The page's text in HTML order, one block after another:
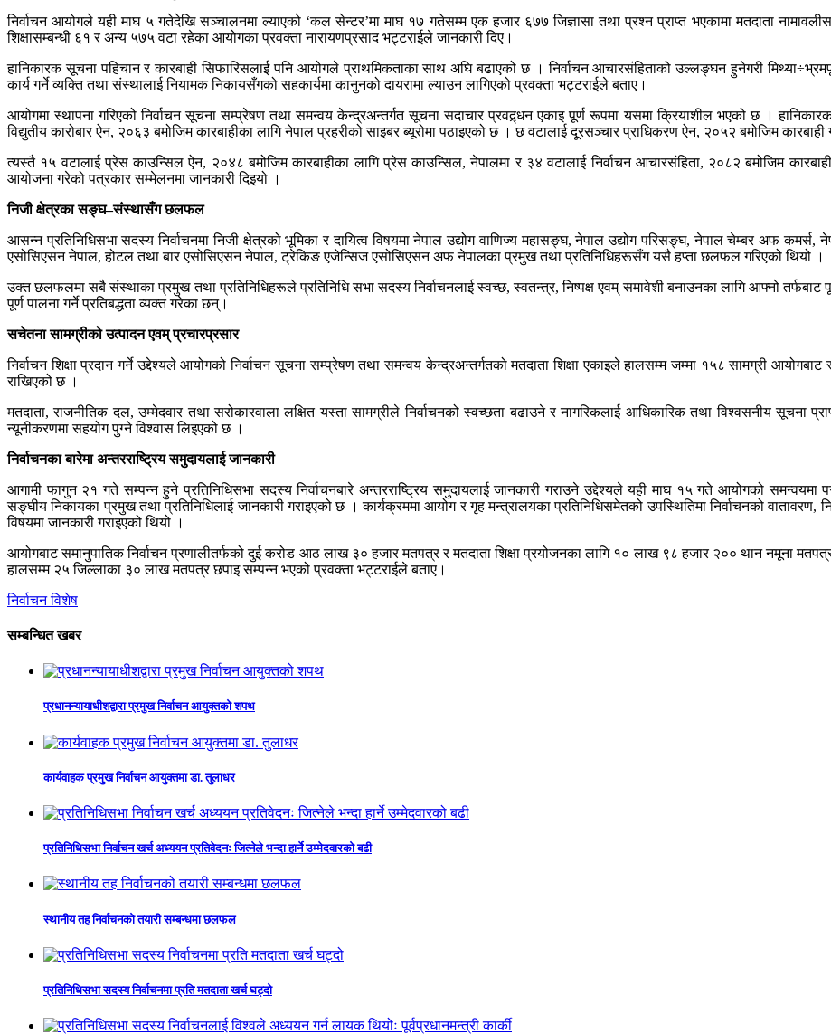
निर्वाचन आयोगले यही माघ ५ गतेदेखि सञ्चालनमा ल्याएको ‘कल सेन्टर’मा माघ १७ गतेसम्म एक हजार ६७७ जिज्ञासा तथा प्रश्न प्राप्त भएकामा मतदाता
शिक्षासम्बन्धी ६१ र अन्य ५७५ वटा रहेका आयोगका प्रवक्ता नारायणप्रसाद भट्टराईले जानकारी दिए।
हानिकारक सूचना पहिचान र कारबाही सिफारिसलाई पनि आयोगले प्राथमिकताका साथ अघि बढाएको छ । निर्वाचन आचारसंहिताको उल्लङ्घन हुनेगरी
कार्य गर्ने व्यक्ति तथा संस्थालाई नियामक निकायसँगको सहकार्यमा कानुनको दायरामा ल्याउन लागिएको प्रवक्ता भट्टराईले बताए।
आयोगमा स्थापना गरिएको निर्वाचन सूचना सम्प्रेषण तथा समन्वय केन्द्रअन्तर्गत सूचना सदाचार प्रवद्र्धन एकाइ पूर्ण रूपमा यसमा क्रियाशील भएको छ ।
विद्युतीय कारोबार ऐन, २०६३ बमोजिम कारबाहीका लागि नेपाल प्रहरीको साइबर ब्यूरोमा पठाइएको छ । छ वटालाई दूरसञ्चार प्राधिकरण ऐन, २०५२ बमोजिम
त्यस्तै १५ वटालाई प्रेस काउन्सिल ऐन, २०४८ बमोजिम कारबाहीका लागि प्रेस काउन्सिल, नेपालमा र ३४ वटालाई निर्वाचन आचारसंहिता, २०८२ बमोजिम
आयोजना गरेको पत्रकार सम्मेलनमा जानकारी दिइयो ।
निजी क्षेत्रका सङ्घ–संस्थासँग छलफल
आसन्न प्रतिनिधिसभा सदस्य निर्वाचनमा निजी क्षेत्रको भूमिका र दायित्व विषयमा नेपाल उद्योग वाणिज्य महासङ्घ, नेपाल उद्योग परिसङ्घ, नेपाल चेम्बर अफ
एसोसिएसन नेपाल, होटल तथा बार एसोसिएसन नेपाल, ट्रेकिङ एजेन्सिज एसोसिएसन अफ नेपालका प्रमुख तथा प्रतिनिधिहरूसँग यसै हप्ता छलफल गरिएको थियो ।
उक्त छलफलमा सबै संस्थाका प्रमुख तथा प्रतिनिधिहरूले प्रतिनिधि सभा सदस्य निर्वाचनलाई स्वच्छ, स्वतन्त्र, निष्पक्ष एवम् समावेशी बनाउनका लागि आफ्नो
पूर्ण पालना गर्ने प्रतिबद्धता व्यक्त गरेका छन्।
सचेतना सामग्रीको उत्पादन एवम् प्रचारप्रसार
निर्वाचन शिक्षा प्रदान गर्ने उद्देश्यले आयोगको निर्वाचन सूचना सम्प्रेषण तथा समन्वय केन्द्रअन्तर्गतको मतदाता शिक्षा एकाइले हालसम्म जम्मा १५८ सामग्री
राखिएको छ ।
मतदाता, राजनीतिक दल, उम्मेदवार तथा सरोकारवाला लक्षित यस्ता सामग्रीले निर्वाचनको स्वच्छता बढाउने र नागरिकलाई आधिकारिक तथा विश्वसनीय सूचना
न्यूनीकरणमा सहयोग पुग्ने विश्वास लिइएको छ ।
निर्वाचनका बारेमा अन्तरराष्ट्रिय समुदायलाई जानकारी
आगामी फागुन २१ गते सम्पन्न हुने प्रतिनिधिसभा सदस्य निर्वाचनबारे अन्तरराष्ट्रिय समुदायलाई जानकारी गराउने उद्देश्यले यही माघ १५ गते आयोगको समन्वयमा
सङ्घीय निकायका प्रमुख तथा प्रतिनिधिलाई जानकारी गराइएको छ । कार्यक्रममा आयोग र गृह मन्त्रालयका प्रतिनिधिसमेतको उपस्थितिमा निर्वाचनको वातावरण,
विषयमा जानकारी गराइएको थियो ।
आयोगबाट समानुपातिक निर्वाचन प्रणालीतर्फको दुई करोड आठ लाख ३० हजार मतपत्र र मतदाता शिक्षा प्रयोजनका लागि १० लाख ९८ हजार २०० थान नमूना
हालसम्म २५ जिल्लाका ३० लाख मतपत्र छपाइ सम्पन्न भएको प्रवक्ता भट्टराईले बताए।
निर्वाचन विशेष
सम्बन्धित खबर
प्रधानन्यायाधीशद्वारा प्रमुख निर्वाचन आयुक्तको शपथ
कार्यवाहक प्रमुख निर्वाचन आयुक्तमा डा. तुलाधर
प्रतिनिधिसभा निर्वाचन खर्च अध्ययन प्रतिवेदनः जित्नेले भन्दा हार्ने उम्मेदवारको बढी
स्थानीय तह निर्वाचनको तयारी सम्बन्धमा छलफल
प्रतिनिधिसभा सदस्य निर्वाचनमा प्रति मतदाता खर्च घट्दो